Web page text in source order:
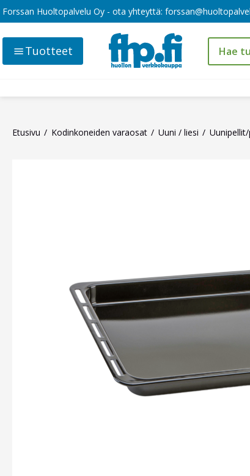
Forssan Huoltopalvelu Oy - ota yhteyttä:
Tuotteet
Etusivu Kodinkoneiden varaosat Uuni / liesi